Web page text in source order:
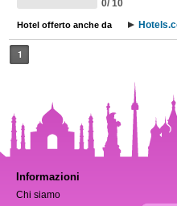
0/ 10
Hotel offerto anche da
1
Informazioni
Chi siamo